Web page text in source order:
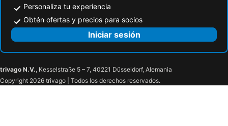
Personaliza tu experiencia
Obtén ofertas y precios para socios
Iniciar sesión
trivago N.V., Kesselstraße 5 – 7, 40221 Düsseldorf, Alemania
Copyright 2026 trivago | Todos los derechos reservados.